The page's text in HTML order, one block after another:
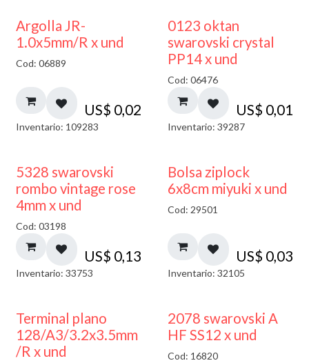
Argolla JR-
1.0x5mm/R x und
Cod: 06889
US$ 0,02
Inventario: 109283
0123 oktan
swarovski crystal
PP14 x und
Cod: 06476
US$ 0,01
Inventario: 39287
5328 swarovski
rombo vintage rose
4mm x und
Cod: 03198
US$ 0,13
Inventario: 33753
¡NUEVO!
Bolsa ziplock
6x8cm miyuki x und
Cod: 29501
US$ 0,03
Inventario: 32105
Terminal plano
128/A3/3.2x3.5mm
/R x und
2078 swarovski A
HF SS12 x und
Cod: 16820